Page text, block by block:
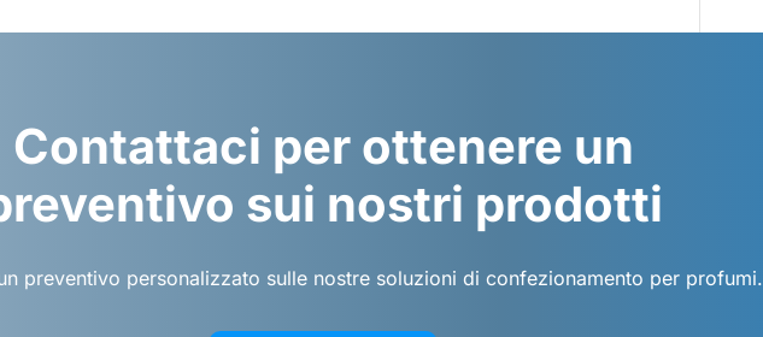
Contattaci per ottenere un
sui nostri prodotti
preventivo personalizzato sulle nostre soluzioni di confezionamento per profumi.